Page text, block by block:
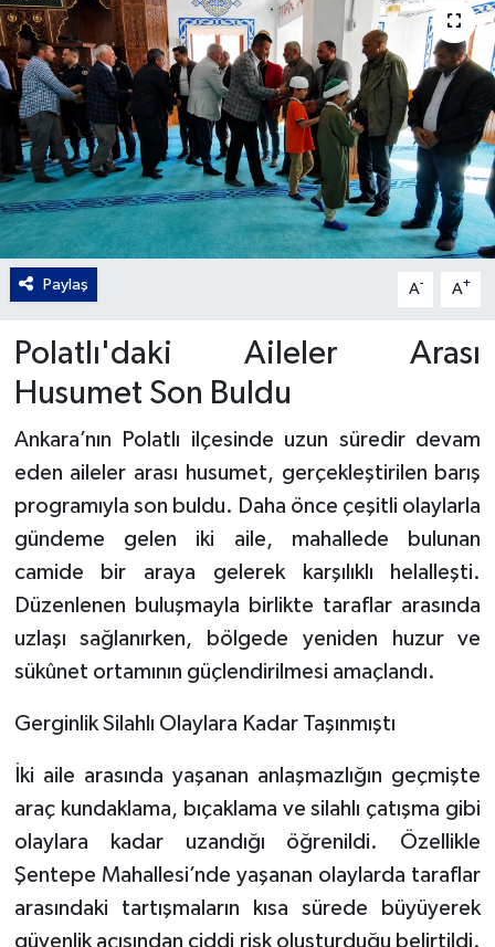
Paylaş A- A+
Polatlı'daki Aileler Arası
Husumet Son Buldu
Ankara’nın Polatlı ilçesinde uzun süredir devam
eden aileler arası husumet, gerçekleştirilen barış
programıyla son buldu. Daha önce çeşitli olaylarla
gündeme gelen iki aile, mahallede bulunan
camide bir araya gelerek karşılıklı helalleşti.
Düzenlenen buluşmayla birlikte taraflar arasında
uzlaşı sağlanırken, bölgede yeniden huzur ve
sükûnet ortamının güçlendirilmesi amaçlandı.
Gerginlik Silahlı Olaylara Kadar Taşınmıştı
İki aile arasında yaşanan anlaşmazlığın geçmişte
araç kundaklama, bıçaklama ve silahlı çatışma gibi
olaylara kadar uzandığı öğrenildi. Özellikle
Şentepe Mahallesi’nde yaşanan olaylarda taraflar
arasındaki tartışmaların kısa sürede büyüyerek
güvenlik açısından ciddi risk oluşturduğu belirtildi.
Türk Dünyası
Polatlı
Gordion
Haber Arşivi